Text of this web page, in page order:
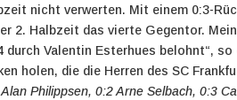
nicht verwerten. Mit einem 0:3-
2. Halbzeit das vierte Gegentor.
Valentin Esterhues belohnt“, so
holen, die die Herren des SC
Philippsen, 0:2 Arne Selbach, 0:3